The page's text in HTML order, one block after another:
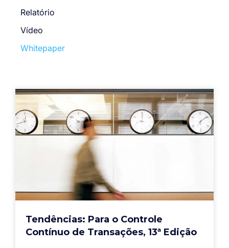
Relatório
Vídeo
Whitepaper
Tendências: Para o Controle
Contínuo de Transações, 13ª Edição